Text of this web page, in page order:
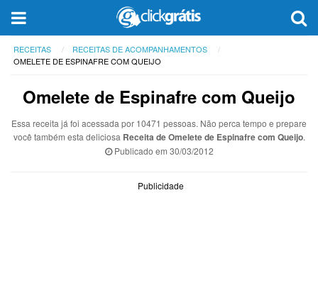
RECEITAS
RECEITAS DE ACOMPANHAMENTOS
OMELETE DE ESPINAFRE COM QUEIJO
Omelete de Espinafre com Queijo
Essa receita já foi acessada por 10471 pessoas. Não perca tempo e prepare
você também esta deliciosa Receita de Omelete de Espinafre com Queijo.
Publicado em 30/03/2012
Publicidade